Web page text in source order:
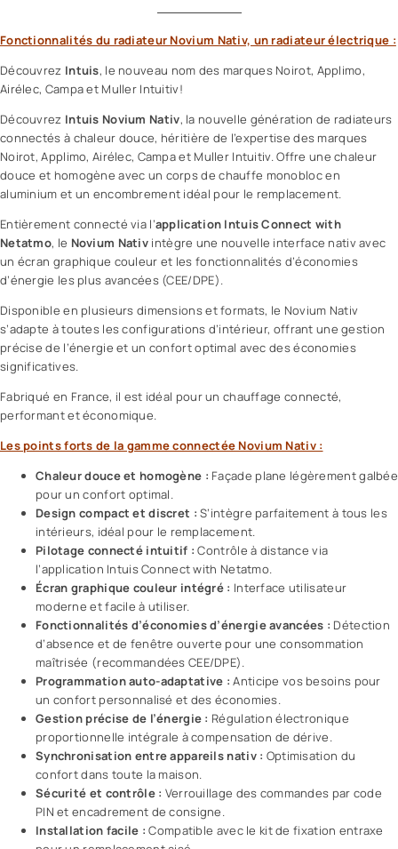
Fonctionnalités du radiateur Novium Nativ, un radiateur électrique :
Découvrez Intuis, le nouveau nom des marques Noirot, Applimo,
Airélec, Campa et Muller Intuitiv!
Découvrez Intuis Novium Nativ, la nouvelle génération de radiateurs
connectés à chaleur douce, héritière de l’expertise des marques
Noirot, Applimo, Airélec, Campa et Muller Intuitiv. Offre une chaleur
douce et homogène avec un corps de chauffe monobloc en
aluminium et un encombrement idéal pour le remplacement.
Entièrement connecté via l’application Intuis Connect with
Netatmo, le Novium Nativ intègre une nouvelle interface nativ avec
un écran graphique couleur et les fonctionnalités d’économies
d’énergie les plus avancées (CEE/DPE).
Disponible en plusieurs dimensions et formats, le Novium Nativ
s’adapte à toutes les configurations d’intérieur, offrant une gestion
précise de l’énergie et un confort optimal avec des économies
significatives.
Fabriqué en France, il est idéal pour un chauffage connecté,
performant et économique.
Les points forts de la gamme connectée Novium Nativ :
Chaleur douce et homogène : Façade plane légèrement galbée
pour un confort optimal.
Design compact et discret : S’intègre parfaitement à tous les
intérieurs, idéal pour le remplacement.
Pilotage connecté intuitif : Contrôle à distance via
l’application Intuis Connect with Netatmo.
Écran graphique couleur intégré : Interface utilisateur
moderne et facile à utiliser.
Fonctionnalités d’économies d’énergie avancées : Détection
d’absence et de fenêtre ouverte pour une consommation
maîtrisée (recommandées CEE/DPE).
Programmation auto-adaptative : Anticipe vos besoins pour
un confort personnalisé et des économies.
Gestion précise de l’énergie : Régulation électronique
proportionnelle intégrale à compensation de dérive.
Synchronisation entre appareils nativ : Optimisation du
confort dans toute la maison.
Sécurité et contrôle : Verrouillage des commandes par code
PIN et encadrement de consigne.
Installation facile : Compatible avec le kit de fixation entraxe